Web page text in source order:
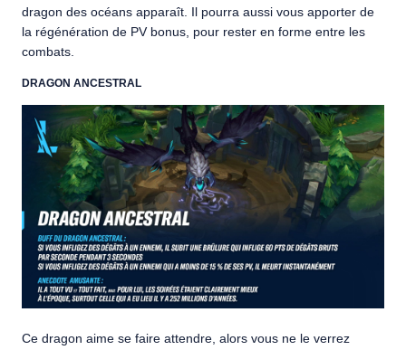
dragon des océans apparaît. Il pourra aussi vous apporter de
la régénération de PV bonus, pour rester en forme entre les
combats.
DRAGON ANCESTRAL
Ce dragon aime se faire attendre, alors vous ne le verrez